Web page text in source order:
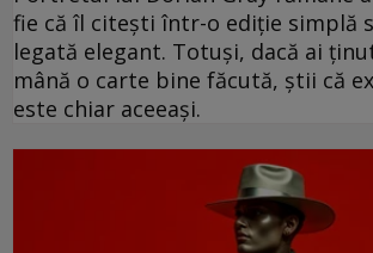
fie că îl citești într-o ediție simplă
legată elegant. Totuși, dacă ai
mână o carte bine făcută, știi că
este chiar aceeași.